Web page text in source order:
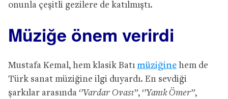
onunla çeşitli gezilere de katılmıştı.
Müziğe önem verirdi
Mustafa Kemal, hem klasik Batı müziğine hem de
Türk sanat müziğine ilgi duyardı. En sevdiği
şarkılar arasında ‘’Vardar Ovası’’, ‘’Yanık Ömer’’,